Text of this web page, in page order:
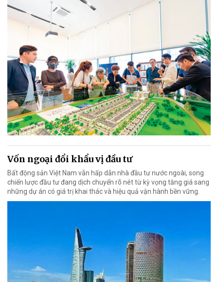
Vốn ngoại đổi khẩu vị đầu tư
Bất động sản Việt Nam vẫn hấp dẫn nhà đầu tư nước ngoài, song
chiến lược đầu tư đang dịch chuyển rõ nét từ kỳ vọng tăng giá sang
những dự án có giá trị khai thác và hiệu quả vận hành bền vững.